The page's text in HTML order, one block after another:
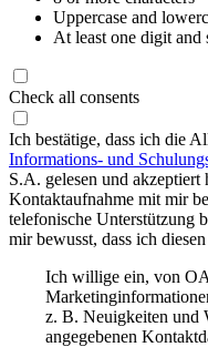
Uppercase and
At least one digit and
Check all consents
Ich bestätige, dass ich die
Informations- und
S.A. gelesen und
Kontaktaufnahme mit mir
telefonische Unterstützung
mir bewusst, dass ich
Ich willige ein, von
z. B. Neuigkeiten und
angegebenen